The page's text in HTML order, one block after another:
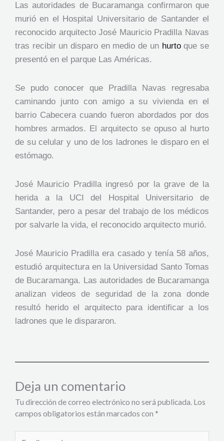
Las autoridades de Bucaramanga confirmaron que
murió en el Hospital Universitario de Santander el
reconocido arquitecto José Mauricio Pradilla Navas
tras recibir un disparo en medio de un hurtoque se
presentó en el parque Las Américas.
Se pudo conocer que Pradilla Navas regresaba
caminando junto con amigo a su vivienda en el
barrio Cabecera cuando fueron abordados por dos
hombres armados. El arquitecto se opuso al hurto
de su celular y uno de los ladrones le disparo en el
estómago.
José Mauricio Pradilla ingresó por la grave de la
herida a la UCI del Hospital Universitario de
Santander, pero a pesar del trabajo de los médicos
por salvarle la vida, el reconocido arquitecto murió.
José Mauricio Pradilla era casado y tenía 58 años,
estudió arquitectura en la Universidad Santo Tomas
de Bucaramanga. Las autoridades de Bucaramanga
analizan videos de seguridad de la zona donde
resultó herido el arquitecto para identificar a los
ladrones que le dispararon.
Deja un comentario
Tu dirección de correo electrónico no será publicada. Los
campos obligatorios están marcados con *